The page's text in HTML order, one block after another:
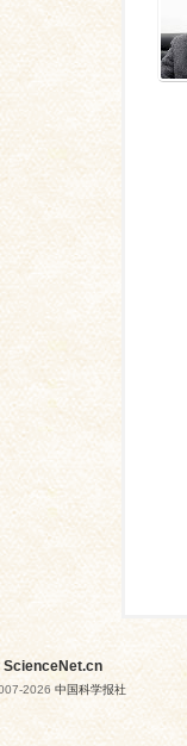
ScienceNet.cn
2026 中国科学报社